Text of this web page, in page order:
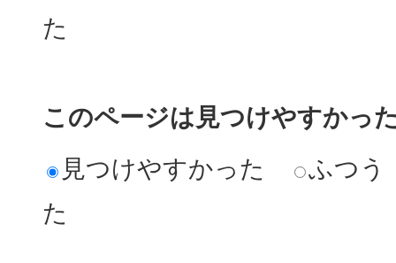
た
このページは見つけやすかっ
見つけやすかった
ふつう
た